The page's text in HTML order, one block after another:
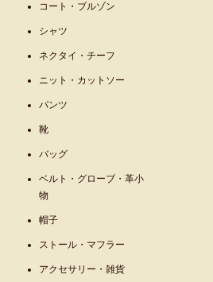
コート・ブルゾン
シャツ
ネクタイ・チーフ
ニット・カットソー
パンツ
靴
バッグ
ベルト・グローブ・革小
物
帽子
ストール・マフラー
アクセサリー・雑貨